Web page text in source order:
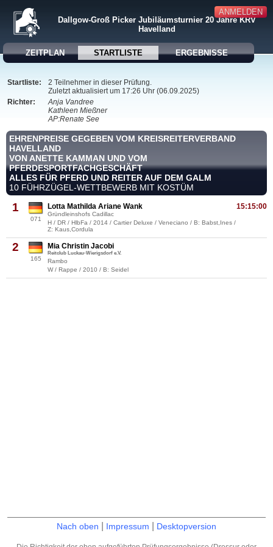
ANMELDEN
Dallgow-Groß Picker Jubiläumsturnier 20 Jahre KRV
Havelland
ZEITPLAN STARTLISTE ERGEBNISSE
Startliste:
2 Teilnehmer in dieser Prüfung.
Zuletzt aktualisiert um 17:26 Uhr (06.09.2025)
Richter:
Anja Vandree
Kathleen Mießner
AP:Renate See
EHRENPREISE GEGEBEN VOM KREISREITERVERBAND
HAVELLAND
VON ANETTE KAMMAN UND VOM
PFERDESPORTFACHGESCHÄFT
ALLES FÜR PFERD UND REITER AUF DEM GALM
10 FÜHRZÜGEL-WETTBEWERB MIT KOSTÜM
1
071
15:15:00
Lotta Mathilda Ariane Wank
Gründleinshofs Cadillac
H / DR / HlbFa / 2014 / Cartier Deluxe / Veneciano / B: Babst,Ines /
Z: Kaus,Cordula
2
165
Mia Christin Jacobi
Reitclub Luckau-Wierigsdorf e.V.
Rambo
W / Rappe / 2010 / B: Seidel
Nach oben Impressum Desktopversion